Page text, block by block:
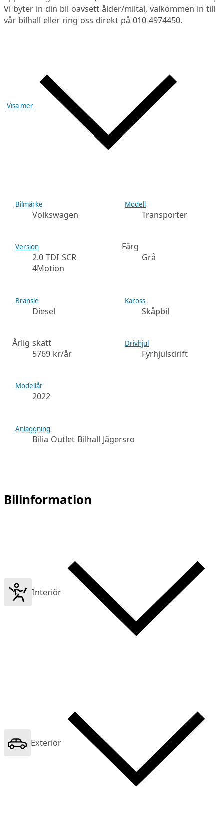
Vi byter in din bil oavsett ålder/miltal, välkommen in till
vår bilhall eller ring oss direkt på 010-4974450.
Visa mer
Bilmärke
Volkswagen
Modell
Transporter
Version
2.0 TDI SCR
4Motion
Färg
Grå
Bränsle
Diesel
Kaross
Skåpbil
Årlig skatt
5769 kr/år
Drivhjul
Fyrhjulsdrift
Modellår
2022
Anläggning
Bilia Outlet Bilhall Jägersro
Bilinformation
Interiör
Exteriör